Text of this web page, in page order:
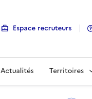
Espace recruteurs
Actualités Territoires